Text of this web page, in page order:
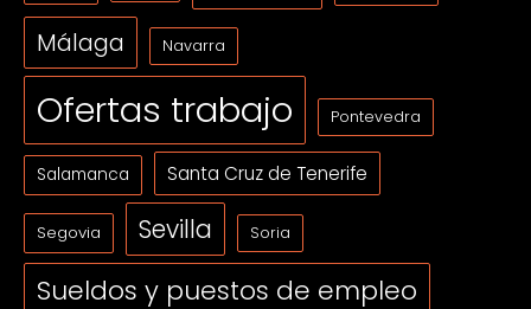
Málaga Navarra
Ofertas trabajo Pontevedra
Salamanca Santa Cruz de Tenerife
Segovia Sevilla Soria
Sueldos y puestos de empleo